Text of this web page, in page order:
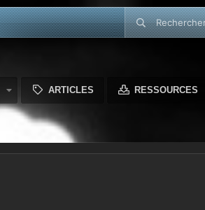
ARTICLES RESSOURCES